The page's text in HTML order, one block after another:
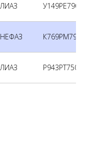
ЛИАЗ У149РЕ790
НЕФАЗ К769РМ790
ЛИАЗ Р943РТ750